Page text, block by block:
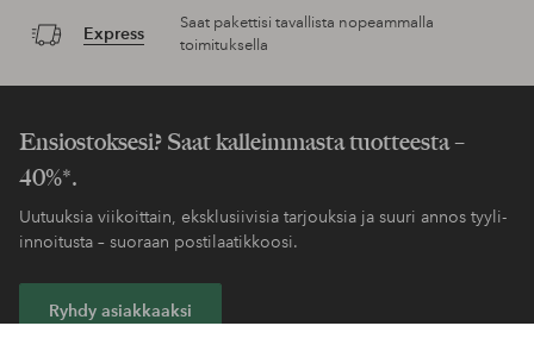
Express
Saat pakettisi tavallista nopeammalla
toimituksella
Ensiostoksesi? Saat kalleimmasta tuotteesta –
40%*.
Uutuuksia viikoittain, eksklusiivisia tarjouksia ja suuri annos tyyli-
innoitusta – suoraan postilaatikkoosi.
Ryhdy asiakkaaksi